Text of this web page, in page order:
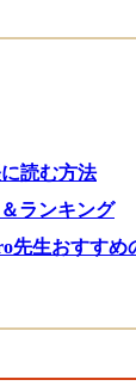
読む方法
ランキング
先生おすす